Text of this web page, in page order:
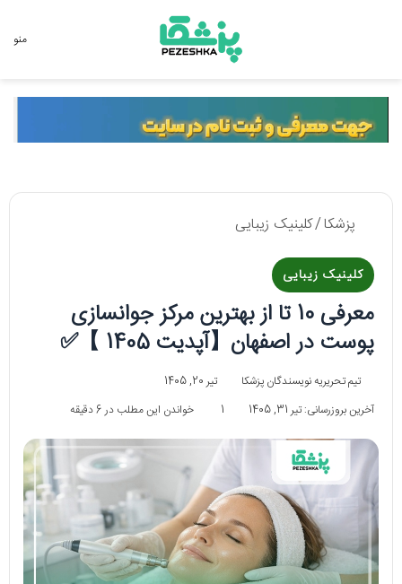
منو
پزشکا/کلینیک زیبایی
کلینیک زیبایی
معرفی 10 تا از بهترین مرکز جوانسازی
پوست در اصفهان【آپدیت 1405 】✅
تیم تحریریه نویسندگان پزشکا
تیر 20, 1405
آخرین بروزرسانی: تیر 31, 1405
1 خواندن این مطلب در 6 دقیقه